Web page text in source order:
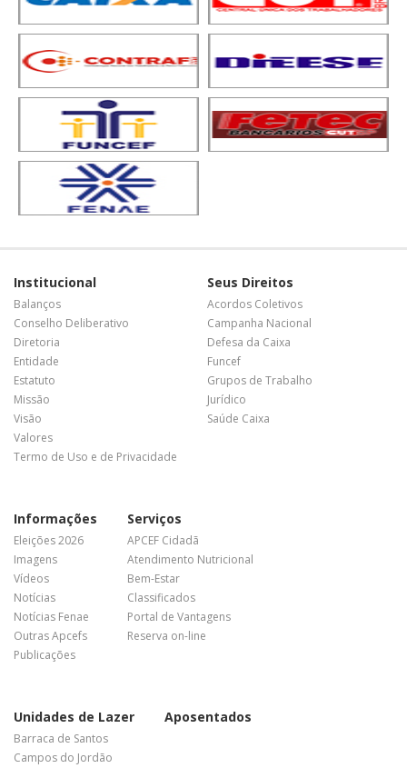
Institucional
Balanços
Conselho Deliberativo
Diretoria
Entidade
Estatuto
Missão
Visão
Valores
Termo de Uso e de Privacidade
Seus Direitos
Acordos Coletivos
Campanha Nacional
Defesa da Caixa
Funcef
Grupos de Trabalho
Jurídico
Saúde Caixa
Informações
Eleições 2026
Imagens
Vídeos
Notícias
Notícias Fenae
Outras Apcefs
Publicações
Serviços
APCEF Cidadã
Atendimento Nutricional
Bem-Estar
Classificados
Portal de Vantagens
Reserva on-line
Unidades de Lazer
Barraca de Santos
Campos do Jordão
Aposentados